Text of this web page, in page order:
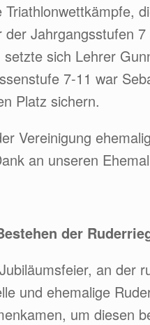
Jahrgangsstufen
sich Lehrer
7-11 war
Platz sichern.
Vereinigung
an unseren
der
an der
und ehemalige
um diesen